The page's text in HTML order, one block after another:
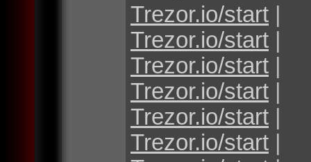
Trezor.io/start |
Trezor.io/start |
Trezor.io/start |
Trezor.io/start |
Trezor.io/start |
Trezor.io/start |